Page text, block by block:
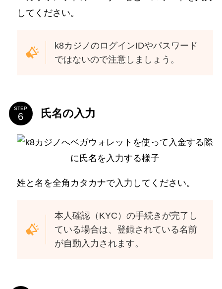
してください。
k8カジノのログインIDやパスワード
ではないので注意しましょう。
STEP 氏名の入力
姓と名を全角カタカナで入力してください。
本人確認（KYC）の手続きが完了し
ている場合は、登録されている名前
が自動入力されます。